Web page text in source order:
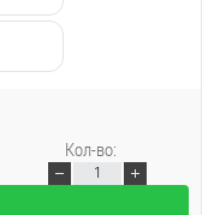
Кол-во: